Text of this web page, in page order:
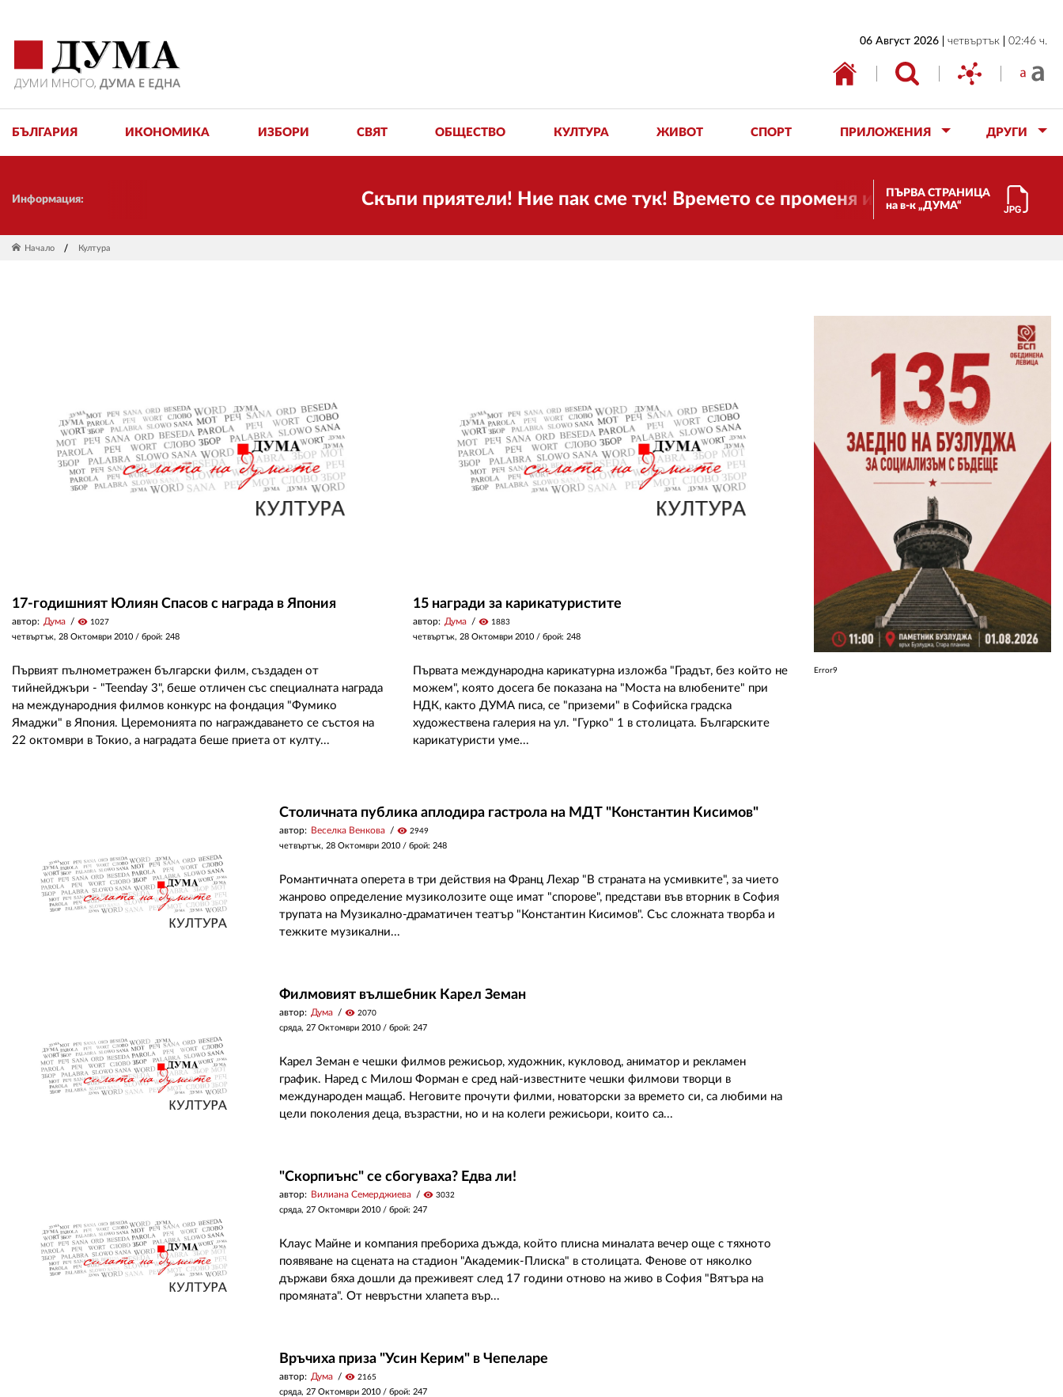
06 Август 2026 четвъртък 02:46 ч.
БЪЛГАРИЯ ИКОНОМИКА ИЗБОРИ СВЯТ ОБЩЕСТВО КУЛТУРА ЖИВОТ СПОРТ ПРИЛОЖЕНИЯ ДРУГИ
Информация: Скъпи приятели! Ние пак сме тук! Времето се променя и налага необходимостта
ПЪРВА СТРАНИЦА
на в-к „ДУМА“
Начало Култура
17-годишният Юлиян Спасов с награда в Япония
автор: Дума visibility 1027
четвъртък, 28 Октомври 2010 / брой: 248
Първият пълнометражен български филм, създаден от
тийнейджъри - "Teenday 3", беше отличен със специалната награда
на международния филмов конкурс на фондация "Фумико
Ямаджи" в Япония. Церемонията по награждаването се състоя на
22 октомври в Токио, а наградата беше приета от култу...
15 награди за карикатуристите
автор: Дума visibility 1883
четвъртък, 28 Октомври 2010 / брой: 248
Първата международна карикатурна изложба "Градът, без който не
можем", която досега бе показана на "Моста на влюбените" при
НДК, както ДУМА писа, се "приземи" в Софийска градска
художествена галерия на ул. "Гурко" 1 в столицата. Българските
карикатуристи уме...
Столичната публика аплодира гастрола на МДТ "Константин Кисимов"
автор: Веселка Венкова visibility 2949
четвъртък, 28 Октомври 2010 / брой: 248
Романтичната оперета в три действия на Франц Лехар "В страната на усмивките", за чието
жанрово определение музиколозите още имат "спорове", представи във вторник в София
трупата на Музикално-драматичен театър "Константин Кисимов". Със сложната творба и
тежките музикални...
Филмовият вълшебник Карел Земан
автор: Дума visibility 2070
сряда, 27 Октомври 2010 / брой: 247
Карел Земан е чешки филмов режисьор, художник, кукловод, аниматор и рекламен
график. Наред с Милош Форман е сред най-известните чешки филмови творци в
международен мащаб. Неговите прочути филми, новаторски за времето си, са любими на
цели поколения деца, възрастни, но и на колеги режисьори, които са...
"Скорпиънс" се сбогуваха? Едва ли!
автор: Вилиана Семерджиева visibility 3032
сряда, 27 Октомври 2010 / брой: 247
Клаус Майне и компания пребориха дъжда, който плисна миналата вечер още с тяхното
появяване на сцената на стадион "Академик-Плиска" в столицата. Фенове от няколко
държави бяха дошли да преживеят след 17 години отново на живо в София "Вятъра на
промяната". От невръстни хлапета вър...
Връчиха приза "Усин Керим" в Чепеларе
автор: Дума visibility 2165
сряда, 27 Октомври 2010 / брой: 247
Error9
ИКОНОМИКА
ОБЩЕСТВО
АВТОРИ
РЕДАКЦИЯ
РЕКЛАМА
АБОНАМЕНТ
УСЛОВИЯ ЗА ПОЛЗВАНЕ
ПОЛИТИКА ЗА БИСКВИТКИТЕ
ПОЛИТИКАТА ЗА